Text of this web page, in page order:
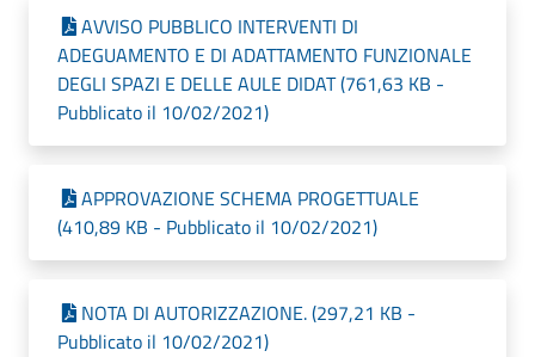
AVVISO PUBBLICO INTERVENTI DI
ADEGUAMENTO E DI ADATTAMENTO FUNZIONALE
DEGLI SPAZI E DELLE AULE DIDAT (761,63 KB -
Pubblicato il 10/02/2021)
APPROVAZIONE SCHEMA PROGETTUALE
(410,89 KB - Pubblicato il 10/02/2021)
NOTA DI AUTORIZZAZIONE. (297,21 KB -
Pubblicato il 10/02/2021)